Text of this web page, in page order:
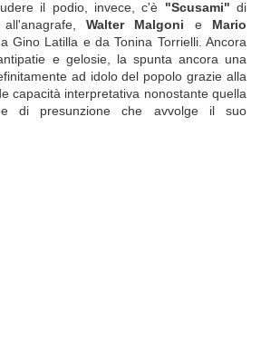
il podio, invece, c'è "Scusami" di
Walter Malgoni e Mario
Gino Latilla e da Tonina Torrielli. Ancora
e gelosie, la spunta ancora una
ad idolo del popolo grazie alla
capacità interpretativa nonostante quella
di presunzione che avvolge il suo